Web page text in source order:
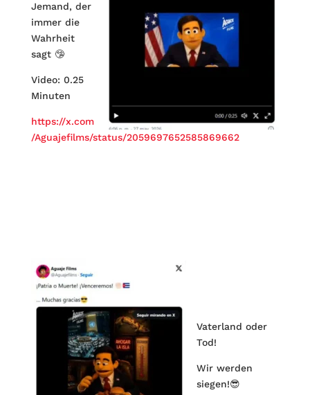
Jemand, der
immer die
Wahrheit
sagt 🤥
Video: 0.25
Minuten
https://x.com
/Aguajefilms/status/2059697652585869662
Vaterland oder
Tod!
Wir werden
siegen!😎